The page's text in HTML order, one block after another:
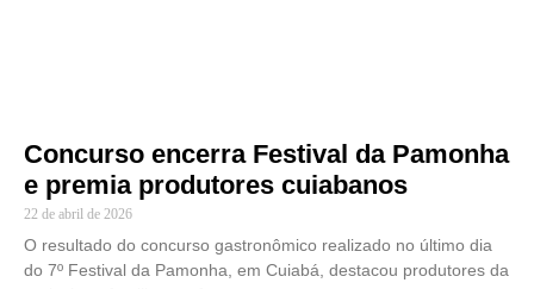
Concurso encerra Festival da Pamonha
e premia produtores cuiabanos
22 de abril de 2026
O resultado do concurso gastronômico realizado no último dia
do 7º Festival da Pamonha, em Cuiabá, destacou produtores da